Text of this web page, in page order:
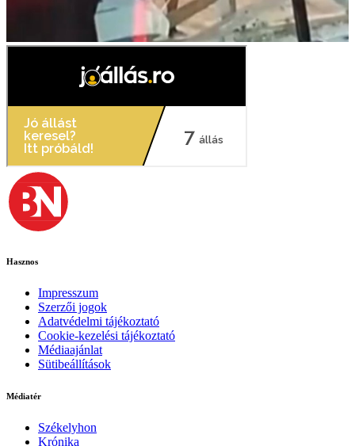
Hasznos
Impresszum
Szerzői jogok
Adatvédelmi tájékoztató
Cookie-kezelési tájékoztató
Médiaajánlat
Sütibeállítások
Médiatér
Székelyhon
Krónika